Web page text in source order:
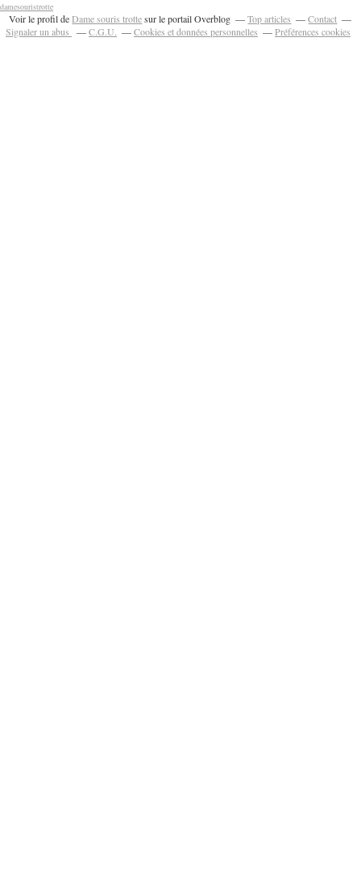
damesouristrotte
Voir le profil deDame souris trottesur le portail Overblog Top articles
Contact
Signaler un abus
C.G.U. Cookies et données personnelles Préférences cookies